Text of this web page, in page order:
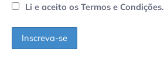
Li e aceito os Termos e Condições.